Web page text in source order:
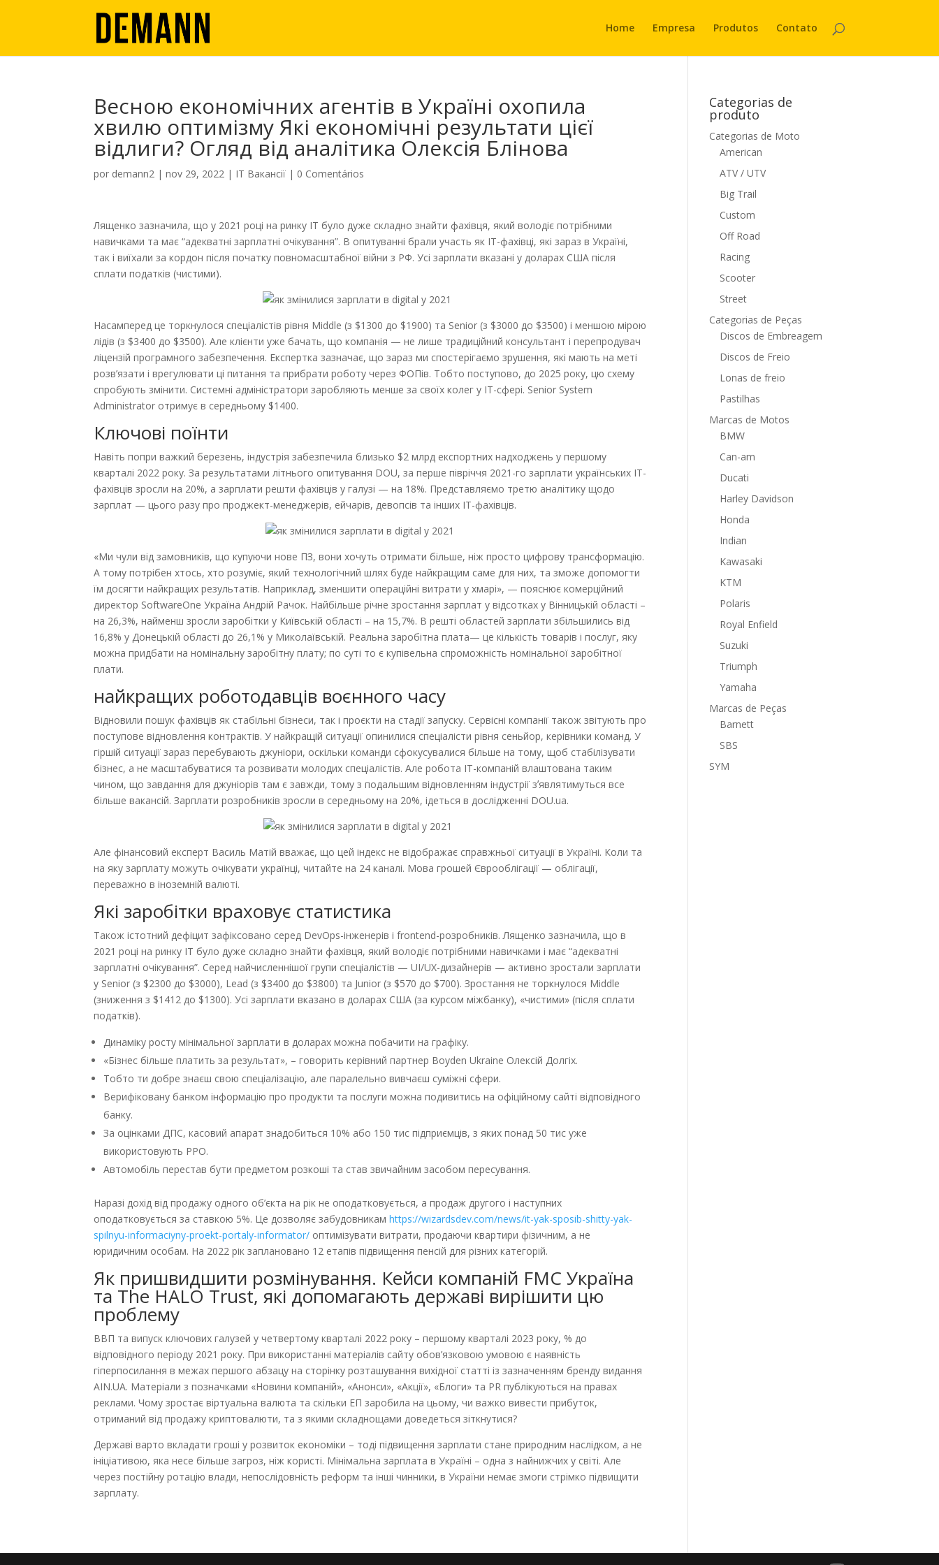
Home Empresa Produtos Contato
Весною економічних агентів в Україні охопила
хвилю оптимізму Які економічні результати цієї
відлиги? Огляд від аналітика Олексія Блінова
por demann2 |nov 29, 2022 | IT Вакансії | 0 Comentários
Лященко зазначила, що у 2021 році на ринку IT було дуже складно знайти фахівця, який володіє потрібними
навичками та має “адекватні зарплатні очікування”. В опитуванні брали участь як IT-фахівці, які зараз в Україні,
так і виїхали за кордон після початку повномасштабної війни з РФ. Усі зарплати вказані у доларах США після
сплати податків (чистими).
Насамперед це торкнулося спеціалістів рівня Middle (з $1300 до $1900) та Senior (з $3000 до $3500) і меншою мірою
лідів (з $3400 до $3500). Але клієнти уже бачать, що компанія — не лише традиційний консультант і перепродувач
ліцензій програмного забезпечення. Експертка зазначає, що зараз ми спостерігаємо зрушення, які мають на меті
розв’язати і врегулювати ці питання та прибрати роботу через ФОПів. Тобто поступово, до 2025 року, цю схему
спробують змінити. Системні адміністратори заробляють менше за своїх колег у IT-сфері. Senior System
Administrator отримує в середньому $1400.
Ключові поїнти
Навіть попри важкий березень, індустрія забезпечила близько $2 млрд експортних надходжень у першому
кварталі 2022 року. За результатами літнього опитування DOU, за перше півріччя 2021-го зарплати українських IT-
фахівців зросли на 20%, а зарплати решти фахівців у галузі — на 18%. Представляємо третю аналітику щодо
зарплат — цього разу про проджект-менеджерів, ейчарів, девопсів та інших ІТ-фахівців.
«Ми чули від замовників, що купуючи нове ПЗ, вони хочуть отримати більше, ніж просто цифрову трансформацію.
А тому потрібен хтось, хто розуміє, який технологічний шлях буде найкращим саме для них, та зможе допомогти
їм досягти найкращих результатів. Наприклад, зменшити операційні витрати у хмарі», — пояснює комерційний
директор SoftwareOne Україна Андрій Рачок. Найбільше річне зростання зарплат у відсотках у Вінницькій області –
на 26,3%, найменш зросли заробітки у Київській області – на 15,7%. В решті областей зарплати збільшились від
16,8% у Донецькій області до 26,1% у Миколаївській. Реальна заробітна плата— це кількість товарів і послуг, яку
можна придбати на номінальну заробітну плату; по суті то є купівельна спроможність номінальної заробітної
плати.
найкращих роботодавців воєнного часу
Відновили пошук фахівців як стабільні бізнеси, так і проєкти на стадії запуску. Сервісні компанії також звітують про
поступове відновлення контрактів. У найкращій ситуації опинилися спеціалісти рівня сеньйор, керівники команд. У
гіршій ситуації зараз перебувають джуніори, оскільки команди сфокусувалися більше на тому, щоб стабілізувати
бізнес, а не масштабуватися та розвивати молодих спеціалістів. Але робота ІТ-компаній влаштована таким
чином, що завдання для джуніорів там є завжди, тому з подальшим відновленням індустрії зʼявлятимуться все
більше вакансій. Зарплати розробників зросли в середньому на 20%, ідеться в дослідженні DOU.ua.
Але фінансовий експерт Василь Матій вважає, що цей індекс не відображає справжньої ситуації в Україні. Коли та
на яку зарплату можуть очікувати українці, читайте на 24 каналі. Мова грошей Єврооблігації — облігації,
переважно в іноземній валюті.
Які заробітки враховує статистика
Також істотний дефіцит зафіксовано серед DevOps-інженерів і frontend-розробників. Лященко зазначила, що в
2021 році на ринку IT було дуже складно знайти фахівця, який володіє потрібними навичками і має “адекватні
зарплатні очікування”. Серед найчисленнішої групи спеціалістів — UI/UX-дизайнерів — активно зростали зарплати
у Senior (з $2300 до $3000), Lead (з $3400 до $3800) та Junior (з $570 до $700). Зростання не торкнулося Middle
(зниження з $1412 до $1300). Усі зарплати вказано в доларах США (за курсом міжбанку), «чистими» (після сплати
податків).
Динаміку росту мінімальної зарплати в доларах можна побачити на графіку.
«Бізнес більше платить за результат», – говорить керівний партнер Boyden Ukraine Олексій Долгіх.
Тобто ти добре знаєш свою спеціалізацію, але паралельно вивчаєш суміжні сфери.
Верифіковану банком інформацію про продукти та послуги можна подивитись на офіційному сайті відповідного
банку.
За оцінками ДПС, касовий апарат знадобиться 10% або 150 тис підприємців, з яких понад 50 тис уже
використовують РРО.
Автомобіль перестав бути предметом розкоші та став звичайним засобом пересування.
Наразі дохід від продажу одного об’єкта на рік не оподатковується, а продаж другого і наступних
оподатковується за ставкою 5%. Це дозволяє забудовникамhttps://wizardsdev.com/news/it-yak-sposib-shitty-yak-
spilnyu-informaciyny-proekt-portaly-informator/ оптимізувати витрати, продаючи квартири фізичним, а не
юридичним особам. На 2022 рік заплановано 12 етапів підвищення пенсій для різних категорій.
Як пришвидшити розмінування. Кейси компаній FMC Україна
та The HALO Trust, які допомагають державі вирішити цю
проблему
ВВП та випуск ключових галузей у четвертому кварталі 2022 року – першому кварталі 2023 року, % до
відповідного періоду 2021 року. При використанні матеріалів сайту обов’язковою умовою є наявність
гіперпосилання в межах першого абзацу на сторінку розташування вихідної статті із зазначенням бренду видання
AIN.UA. Матеріали з позначками «Новини компаній», «Анонси», «Акції», «Блоги» та PR публікуються на правах
реклами. Чому зростає віртуальна валюта та скільки ЕП заробила на цьому, чи важко вивести прибуток,
отриманий від продажу криптовалюти, та з якими складнощами доведеться зіткнутися?
Державі варто вкладати гроші у розвиток економіки – тоді підвищення зарплати стане природним наслідком, а не
ініціативою, яка несе більше загроз, ніж користі. Мінімальна зарплата в Україні – одна з найнижчих у світі. Але
через постійну ротацію влади, непослідовність реформ та інші чинники, в України немає змоги стрімко підвищити
зарплату.
Categorias de
produto
Categorias de Moto
American
ATV / UTV
Big Trail
Custom
Off Road
Racing
Scooter
Street
Categorias de Peças
Discos de Embreagem
Discos de Freio
Lonas de freio
Pastilhas
Marcas de Motos
BMW
Can-am
Ducati
Harley Davidson
Honda
Indian
Kawasaki
KTM
Polaris
Royal Enfield
Suzuki
Triumph
Yamaha
Marcas de Peças
Barnett
SBS
SYM